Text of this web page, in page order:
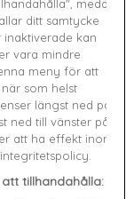
medan
ditt samtycke
kan
vara mindre
meny för att
som helst
längst ned på
ned till vänster på
att ha effekt inom
tillhandahålla: